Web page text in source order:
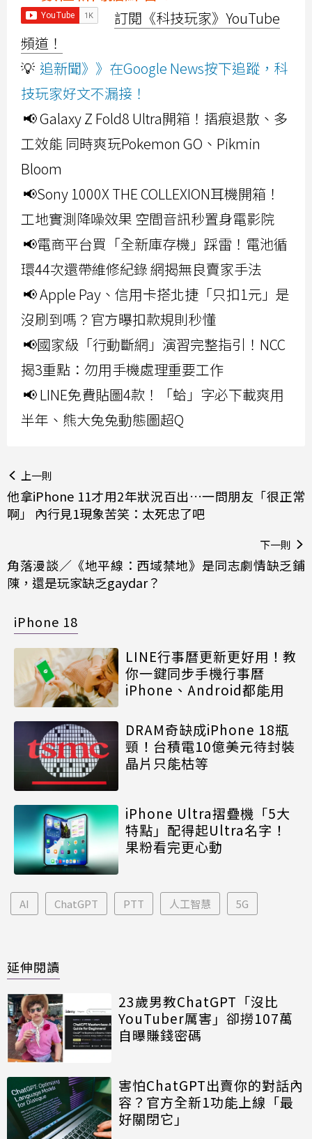
訂閱《科技玩家》YouTube
頻道！
💡 追新聞》》在Google News按下追蹤，科
技玩家好文不漏接！
📢 Galaxy Z Fold8 Ultra開箱！摺痕退散、多
工效能 同時爽玩Pokemon GO、Pikmin
Bloom
📢Sony 1000X THE COLLEXION耳機開箱！
工地實測降噪效果 空間音訊秒置身電影院
📢電商平台買「全新庫存機」踩雷！電池循
環44次還帶維修紀錄 網揭無良賣家手法
📢 Apple Pay、信用卡搭北捷「只扣1元」是
沒刷到嗎？官方曝扣款規則秒懂
📢國家級「行動斷網」演習完整指引！NCC
揭3重點：勿用手機處理重要工作
📢 LINE免費貼圖4款！「蛤」字必下載爽用
半年、熊大兔兔動態圖超Q
上一則
他拿iPhone 11才用2年狀況百出…一問朋友「很正常
啊」 內行見1現象苦笑：太死忠了吧
下一則
角落漫談／《地平線：西域禁地》是同志劇情缺乏鋪
陳，還是玩家缺乏gaydar？
iPhone 18
LINE行事曆更新更好用！教
你一鍵同步手機行事曆
iPhone、Android都能用
DRAM奇缺成iPhone 18瓶
頸！台積電10億美元待封裝
晶片只能枯等
iPhone Ultra摺疊機「5大
特點」配得起Ultra名字！
果粉看完更心動
AI ChatGPT PTT 人工智慧 5G
延伸閱讀
23歲男教ChatGPT「沒比
YouTuber厲害」卻撈107萬
自曝賺錢密碼
害怕ChatGPT出賣你的對話內
容？官方全新1功能上線「最
好關閉它」